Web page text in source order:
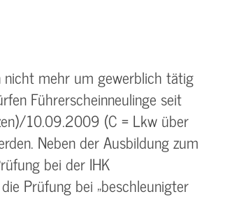
nicht mehr um gewerblich tätig
Führerscheinneulinge seit
10.09.2009 (C = Lkw über
Neben der Ausbildung zum
bei der IHK
Prüfung bei „beschleunigter